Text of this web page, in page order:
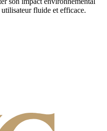
fluide et efficace.